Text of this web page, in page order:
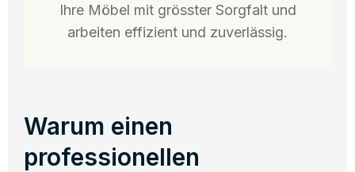
Ihre Möbel mit grösster Sorgfalt und
arbeiten effizient und zuverlässig.
Warum einen
professionellen